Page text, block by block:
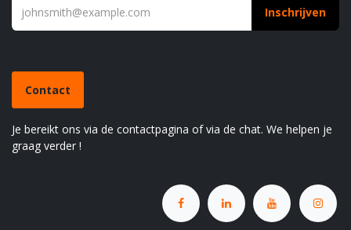
Inschrijven
Contact
Je bereikt ons via de contactpagina of via de chat. We helpen je
graag verder !